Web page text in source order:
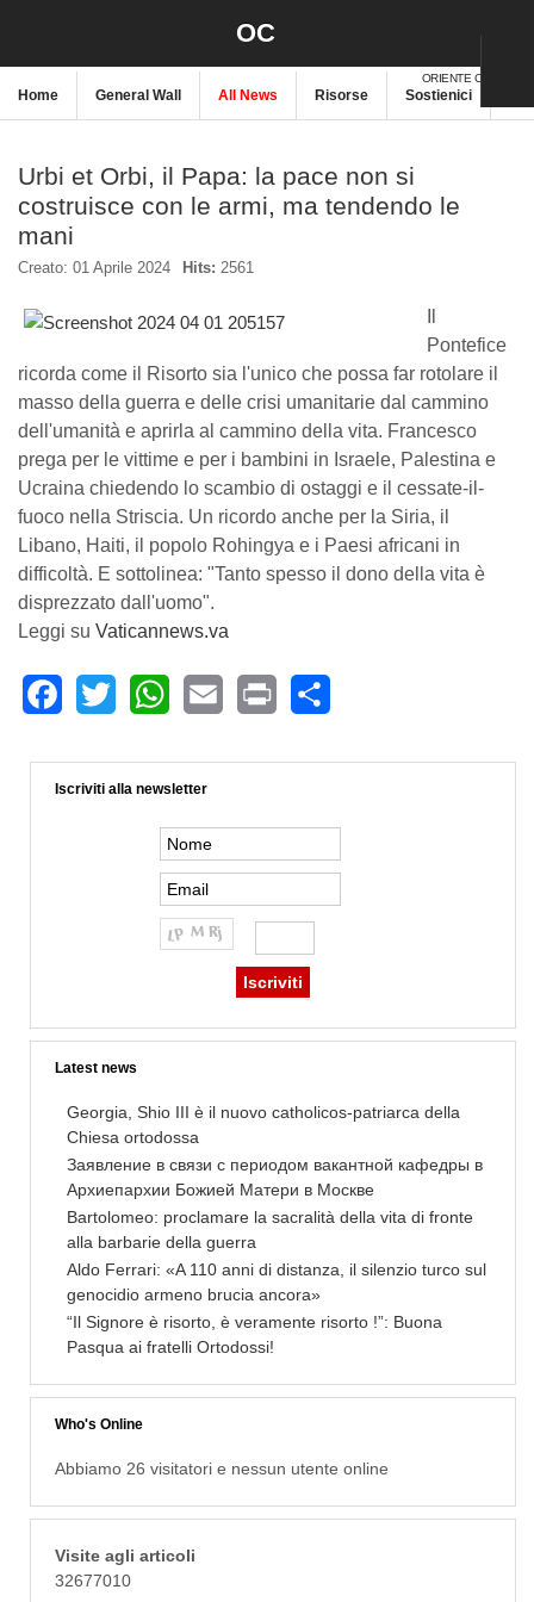
OC
ORIENTE CRISTIANO
Home General Wall All News Risorse Sostienici
Urbi et Orbi, il Papa: la pace non si
costruisce con le armi, ma tendendo le
mani
Creato: 01 Aprile 2024 Hits: 2561
Pontefice
ricorda come il Risorto sia l'unico che possa far rotolare il
masso della guerra e delle crisi umanitarie dal cammino
dell'umanità e aprirla al cammino della vita. Francesco
prega per le vittime e per i bambini in Israele, Palestina e
Ucraina chiedendo lo scambio di ostaggi e il cessate-il-
fuoco nella Striscia. Un ricordo anche per la Siria, il
Libano, Haiti, il popolo Rohingya e i Paesi africani in
difficoltà. E sottolinea: "Tanto spesso il dono della vita è
disprezzato dall'uomo".
Leggi su Vaticannews.va
Iscriviti alla newsletter
Latest news
Georgia, Shio III è il nuovo catholicos-patriarca della
Chiesa ortodossa
Заявление в связи с периодом вакантной кафедры в
Архиепархии Божией Матери в Москве
Bartolomeo: proclamare la sacralità della vita di fronte
alla barbarie della guerra
Aldo Ferrari: «A 110 anni di distanza, il silenzio turco sul
genocidio armeno brucia ancora»
“Il Signore è risorto, è veramente risorto !”: Buona
Pasqua ai fratelli Ortodossi!
Who's Online
Abbiamo 26 visitatori e nessun utente online
Visite agli articoli
32677010